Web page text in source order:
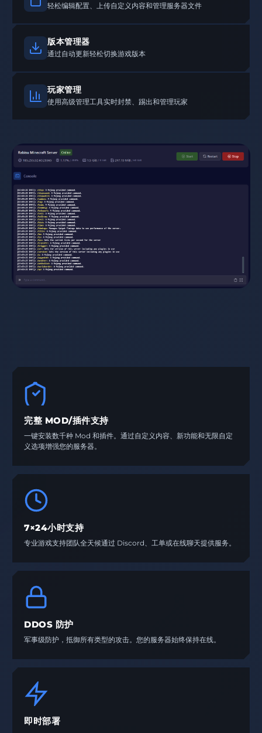
轻松编辑配置、上传自定义内容和管理服务器文件
版本管理器
通过自动更新轻松切换游戏版本
玩家管理
使用高级管理工具实时封禁、踢出和管理玩家
完整 MOD/插件支持
一键安装数千种 Mod 和插件。通过自定义内容、新功能和无限自定
义选项增强您的服务器。
7×24小时支持
专业游戏支持团队全天候通过 Discord、工单或在线聊天提供服务。
DDOS 防护
军事级防护，抵御所有类型的攻击。您的服务器始终保持在线。
即时部署